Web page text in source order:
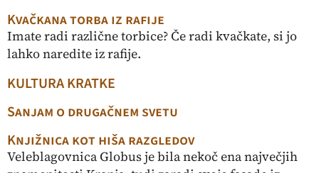
Kvačkana torba iz rafije
Imate radi različne torbice? Če radi kvačkate, si jo
lahko naredite iz rafije.
KULTURA KRATKE
Sanjam o drugačnem svetu
Knjižnica kot hiša razgledov
Veleblagovnica Globus je bila nekoč ena največjih